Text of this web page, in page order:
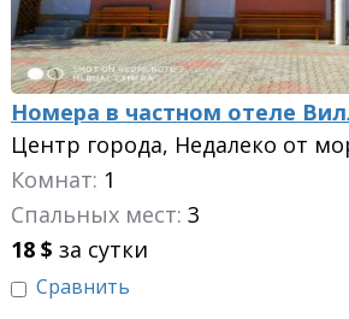
Номера в частном отеле
Центр города, Недалеко от
города
Комнат: 1
Спальных мест: 3
18 $ за сутки
Сравнить